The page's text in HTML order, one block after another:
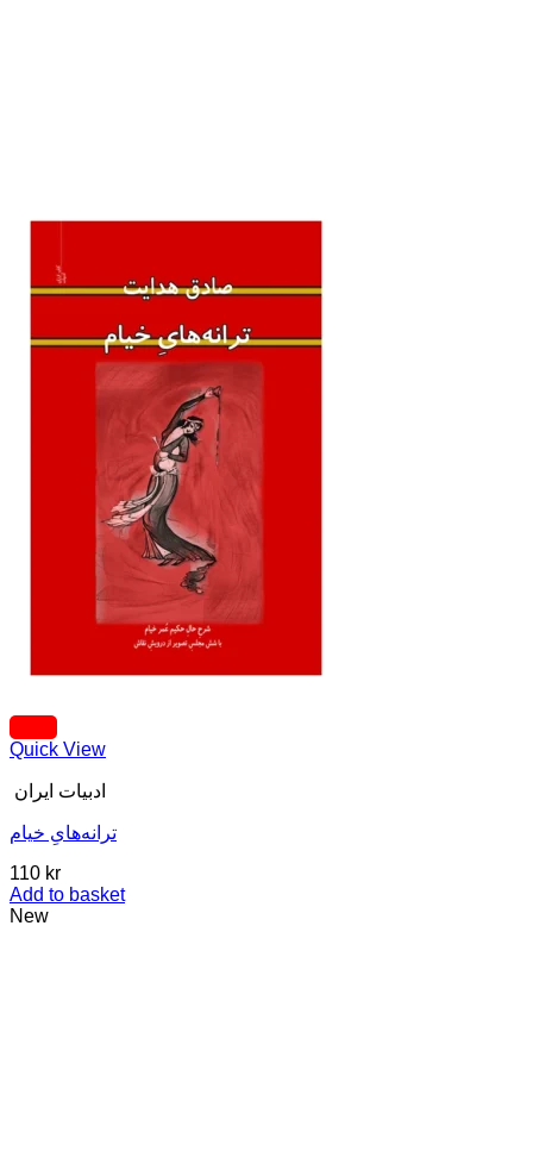
Quick View
ادبیات ایران
ترانه‌هایِ خیام
110 kr
Add to basket
New